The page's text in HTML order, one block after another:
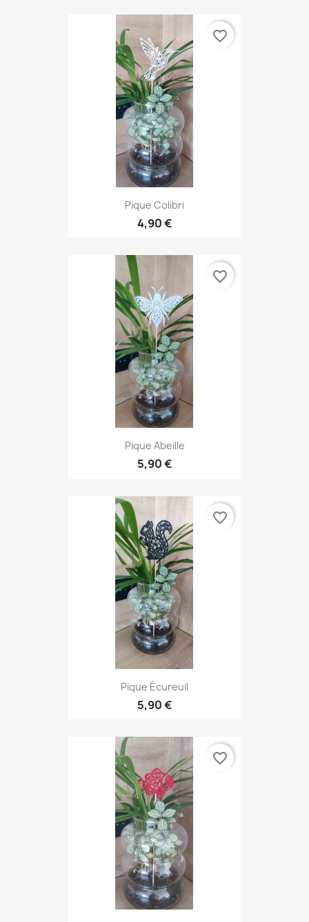
Pique Colibri
4,90 €
favorite_border
Pique Abeille
5,90 €
favorite_border
Pique Écureuil
5,90 €
favorite_border
favorite_border